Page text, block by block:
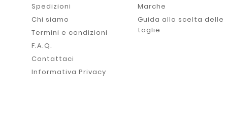
Spedizioni
Chi siamo
Termini e condizioni
F.A.Q.
Contattaci
Informativa Privacy
Marche
Guida alla scelta delle
taglie